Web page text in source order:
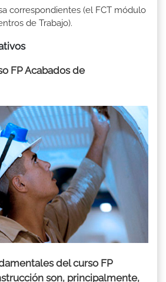
correspondientes (el FCT módulo
de Trabajo).
FP Acabados de
del curso FP
son, principalmente,